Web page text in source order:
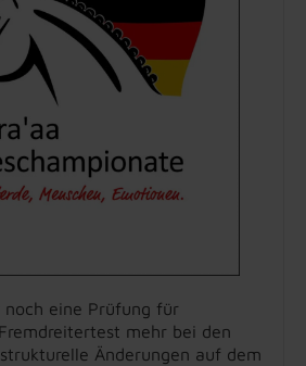
noch eine Prüfung für
mehr bei den
Änderungen auf dem